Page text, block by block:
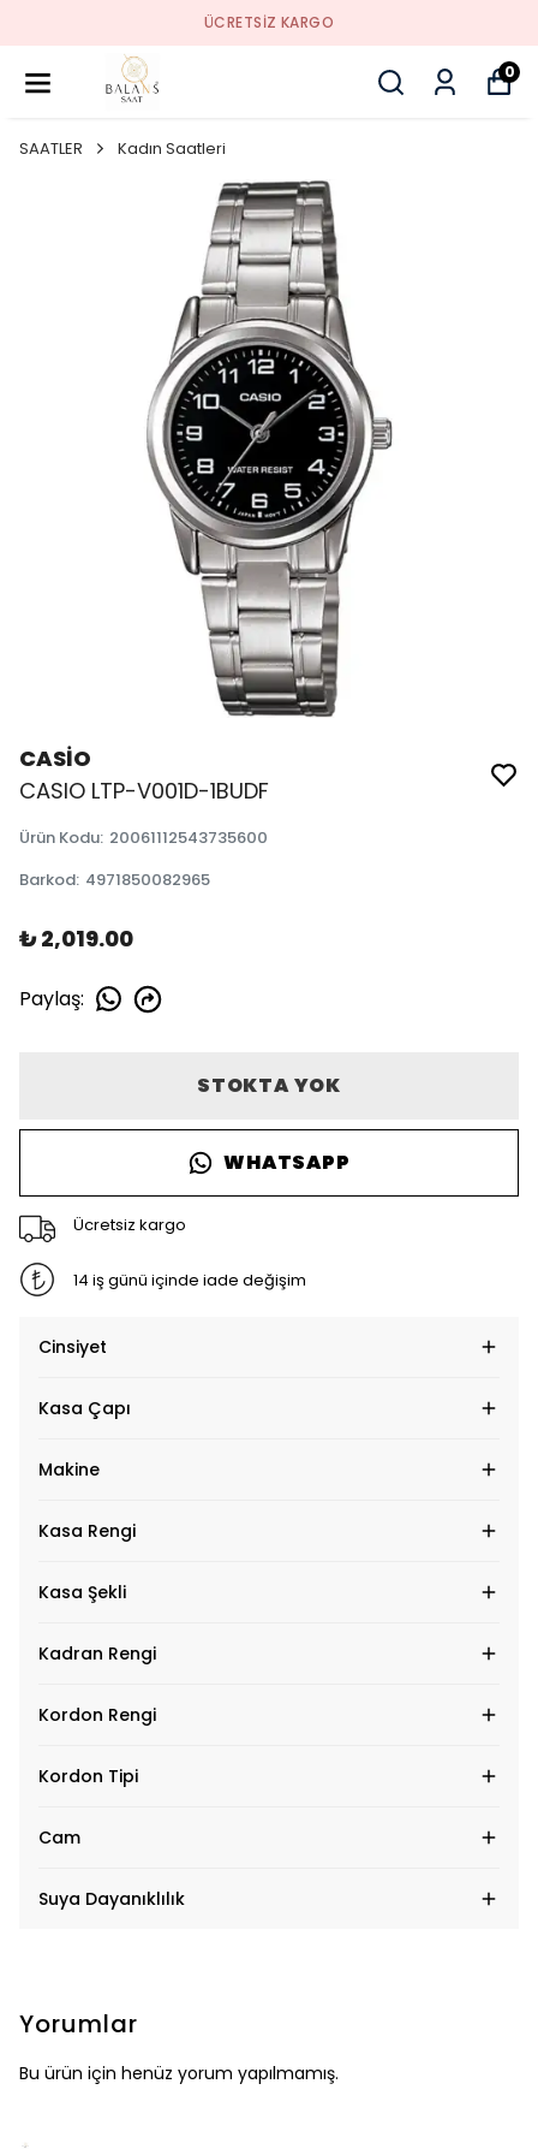
SORUNSUZ İADE
0
SAATLER Kadın Saatleri
CASİO
CASIO LTP-V001D-1BUDF
Ürün Kodu: 20061112543735600
Barkod: 4971850082965
₺ 2,019.00
Paylaş:
STOKTA YOK
WHATSAPP
Ücretsiz kargo
14 iş günü içinde iade değişim
Cinsiyet
Kasa Çapı
Makine
Kasa Rengi
Kasa Şekli
Kadran Rengi
Kordon Rengi
Kordon Tipi
Cam
Suya Dayanıklılık
Yorumlar
Bu ürün için henüz yorum yapılmamış.